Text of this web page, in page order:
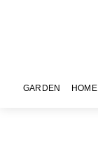
GARDEN HOME